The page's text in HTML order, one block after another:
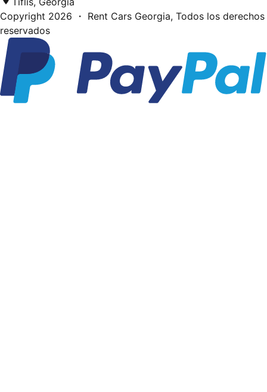
Copyright 2026 ・ Rent Cars Georgia, Todos los derechos
reservados